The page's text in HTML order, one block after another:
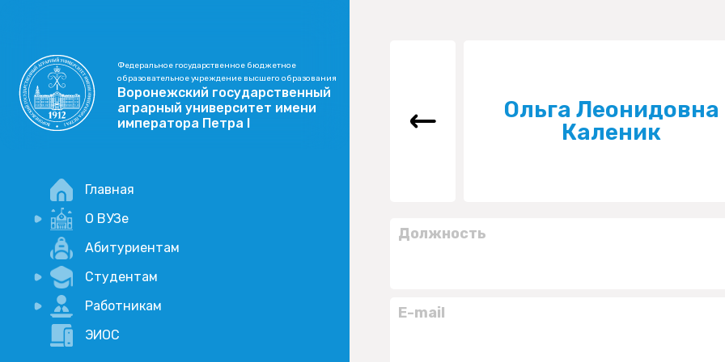
Федеральное государственное бюджетное
образовательное учреждение высшего образования
Воронежский государственный
аграрный университет имени
императора Петра I
Главная
О ВУЗе
Новости
Учебный процесс
Научная деятельность
Абитуриентам
Студентам
Портал дистанционого обучения
Академические отпуска
Работникам
Внимание, опрос!
ЭИОС
Ольга Леонидовна
Каленик
Должность
E-mail